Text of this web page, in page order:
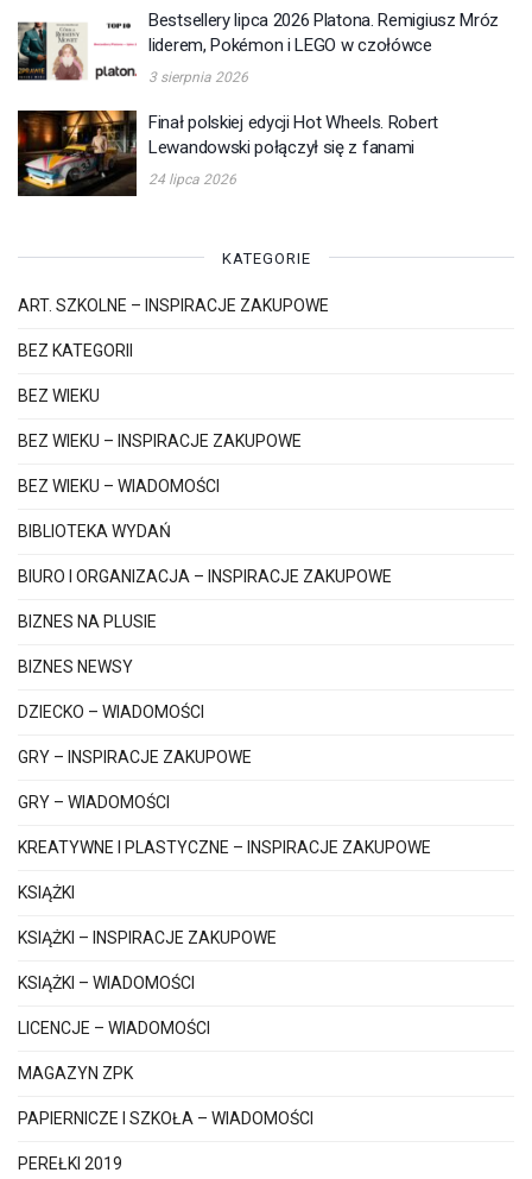
Bestsellery lipca 2026 Platona. Remigiusz Mróz
liderem, Pokémon i LEGO w czołówce
3 sierpnia 2026
Finał polskiej edycji Hot Wheels. Robert
Lewandowski połączył się z fanami
24 lipca 2026
KATEGORIE
ART. SZKOLNE – INSPIRACJE ZAKUPOWE
BEZ KATEGORII
BEZ WIEKU
BEZ WIEKU – INSPIRACJE ZAKUPOWE
BEZ WIEKU – WIADOMOŚCI
BIBLIOTEKA WYDAŃ
BIURO I ORGANIZACJA – INSPIRACJE ZAKUPOWE
BIZNES NA PLUSIE
BIZNES NEWSY
DZIECKO – WIADOMOŚCI
GRY – INSPIRACJE ZAKUPOWE
GRY – WIADOMOŚCI
KREATYWNE I PLASTYCZNE – INSPIRACJE ZAKUPOWE
KSIĄŻKI
KSIĄŻKI – INSPIRACJE ZAKUPOWE
KSIĄŻKI – WIADOMOŚCI
LICENCJE – WIADOMOŚCI
MAGAZYN ZPK
PAPIERNICZE I SZKOŁA – WIADOMOŚCI
PEREŁKI 2019